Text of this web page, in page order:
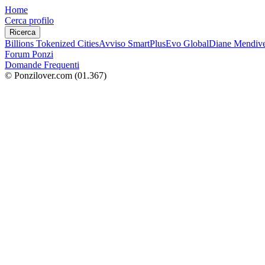
Home
Cerca profilo
Ricerca
Billions Tokenized CitiesAvviso SmartPlusEvo GlobalDiane
Forum Ponzi
Domande Frequenti
© Ponzilover.com (01.367)